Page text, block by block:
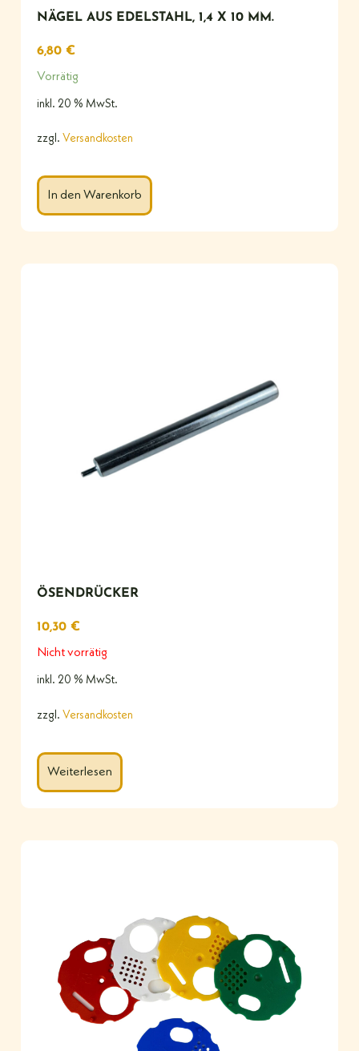
NÄGEL AUS EDELSTAHL, 1,4 X 10 MM.
6,80 €
Vorrätig
inkl. 20 % MwSt.
zzgl. Versandkosten
In den Warenkorb
ÖSENDRÜCKER
10,30 €
Nicht vorrätig
inkl. 20 % MwSt.
zzgl. Versandkosten
Weiterlesen